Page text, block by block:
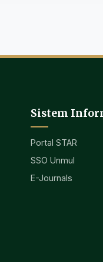
Sistem
Portal STAR
SSO Unmul
E-Journals